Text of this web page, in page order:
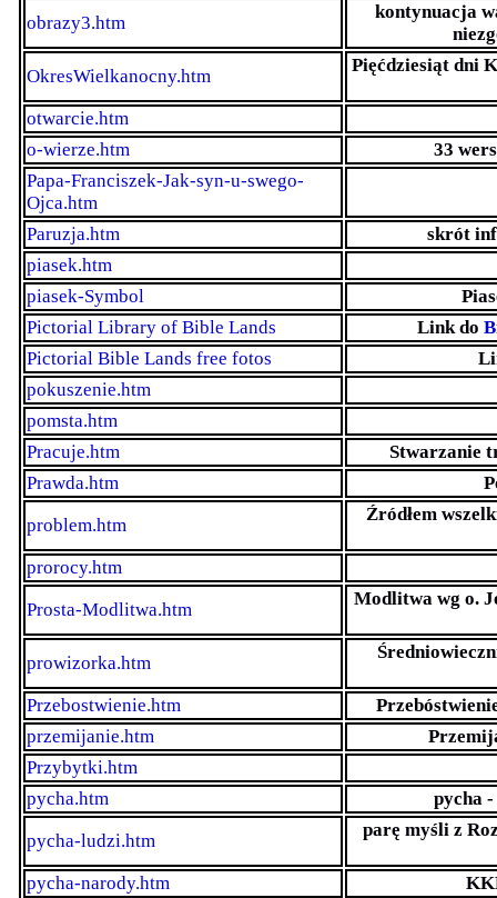
obrazy3.htm
kontynuacja
OkresWielkanocny.htm
Pięćdziesiąt dni
otwarcie.htm
o-wierze.htm
33
Papa-Franciszek-Jak-syn-u-swego-
Ojca.htm
Paruzja.htm
skrót
piasek.htm
piasek-Symbol
Pictorial Library of Bible Lands
Link do
Pictorial Bible Lands free fotos
pokuszenie.htm
pomsta.htm
Pracuje.htm
Stwarzanie
Prawda.htm
problem.htm
Źródłem
prorocy.htm
Prosta-Modlitwa.htm
Modlitwa wg o.
prowizorka.htm
Przebostwienie.htm
przemijanie.htm
Przybytki.htm
pycha.htm
pycha
pycha-ludzi.htm
parę myśli z
pycha-narody.htm